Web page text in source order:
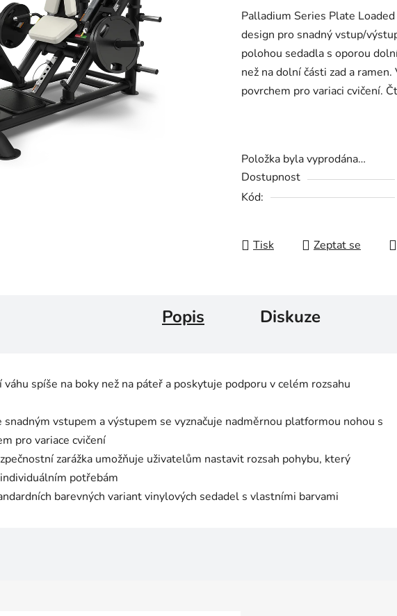
Palladium Series Plate
design pro snadný vstup/
polohou sedadla s oporou
než na dolní části zad a
povrchem pro variaci cvičení.
Položka byla vyprodána…
Dostupnost
Kód:
Tisk Zeptat se
Popis Diskuze
váhu spíše na boky než na páteř a poskytuje podporu v celém rozsahu
vstupem a výstupem se vyznačuje nadměrnou platformou nohou s
pro variace cvičení
zarážka umožňuje uživatelům nastavit rozsah pohybu, který
potřebám
barevných variant vinylových sedadel s vlastními barvami